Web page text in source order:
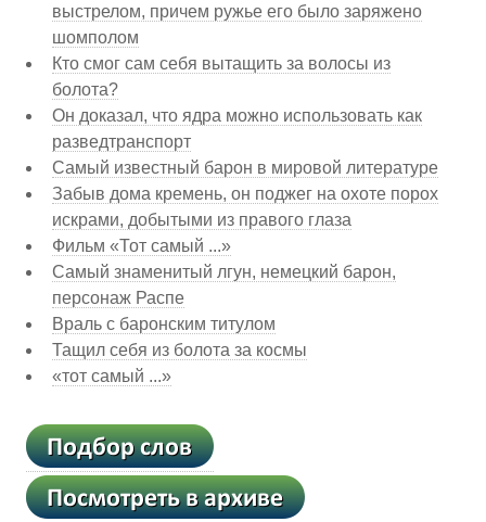
выстрелом, причем ружье его было заряжено
шомполом
Кто смог сам себя вытащить за волосы из
болота?
Он доказал, что ядра можно использовать как
разведтранспорт
Самый известный барон в мировой литературе
Забыв дома кремень, он поджег на охоте порох
искрами, добытыми из правого глаза
Фильм «Тот самый ...»
Самый знаменитый лгун, немецкий барон,
персонаж Распе
Враль с баронским титулом
Тащил себя из болота за космы
«тот самый ...»